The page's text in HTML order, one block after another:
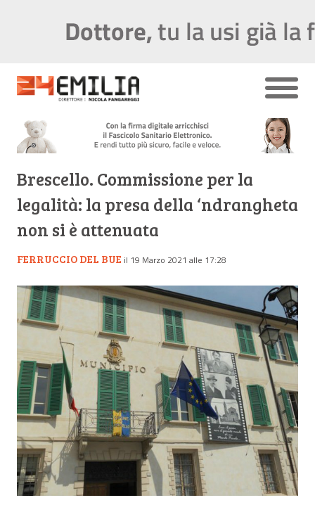
Brescello. Commissione per la
legalità: la presa della ‘ndrangheta
non si è attenuata
FERRUCCIO DEL BUE il 19 Marzo 2021 alle 17:28